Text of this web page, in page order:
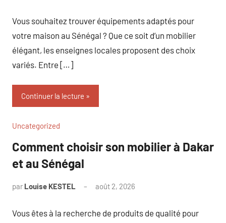
Vous souhaitez trouver équipements adaptés pour
votre maison au Sénégal ? Que ce soit d’un mobilier
élégant, les enseignes locales proposent des choix
variés. Entre […]
Continuer la lecture
Uncategorized
Comment choisir son mobilier à Dakar
et au Sénégal
par Louise KESTEL août 2, 2026
Vous êtes à la recherche de produits de qualité pour